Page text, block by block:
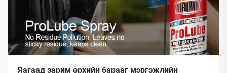
Яагаад зарим өрхийн барааг мэргэжлийн